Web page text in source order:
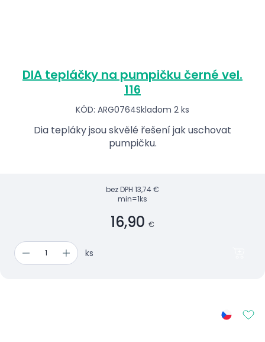
DIA tepláčky na pumpičku černé vel.
116
KÓD: ARG0764Skladom 2 ks
Dia tepláky jsou skvělé řešení jak uschovat
pumpičku.
bez DPH 13,74 €
min=1ks
16,90 €
ks